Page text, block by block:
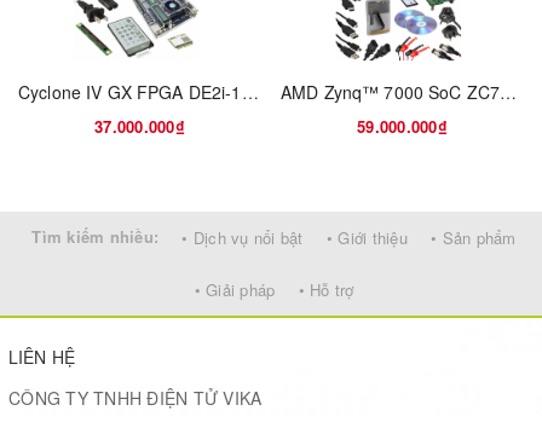
DDR4-A: 4GB DDR4 with 32-bit data bus (no ECC). Shared with
DDR4-B: 4GB DDR4 with 32-bit data bus (no ECC)
One FMC+ connector with 12 transceivers
One 2.5G Ethernet PHY + RJ45
One 3.3V 2x20 DE-GPIO Header
User LED x4, Button x4, DIP Switch x4
HPS Side
MicroSD Socket and 8GB eMMC
Cyclone IV GX FPGA DE2i-150 EP4CGX150 Cyclone® IV GX FPGA Embedded Evaluation Board
37.000.000₫
AMD Zynq™ 7000 SoC ZC702 Evaluation Kit
59.000.000₫
Tìm kiếm nhiều: • Dịch vụ nổi bật • Giới thiệu • Sản phẩm
• Giải pháp • Hỗ trợ
LIÊN HỆ
CÔNG TY TNHH ĐIỆN TỬ VIKA